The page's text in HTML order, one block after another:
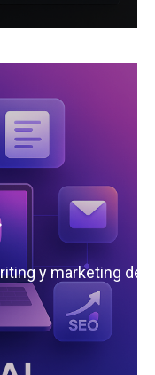
y marketing de